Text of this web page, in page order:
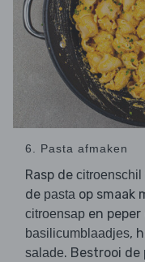
6. Pasta afmaken
Rasp de citroenschil
de pasta op smaak
citroensap en
basilicumblaadjes,
salade. Bestrooi de